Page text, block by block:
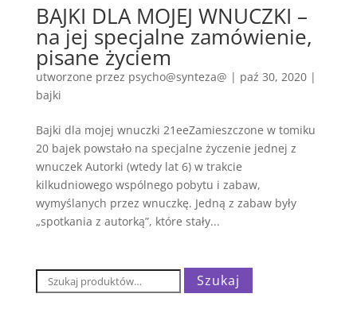
BAJKI DLA MOJEJ WNUCZKI –
na jej specjalne zamówienie,
pisane życiem
utworzone przez psycho@synteza@ | paź 30, 2020|
bajki
Bajki dla mojej wnuczki 21eeZamieszczone w tomiku
20 bajek powstało na specjalne życzenie jednej z
wnuczek Autorki (wtedy lat 6) w trakcie
kilkudniowego wspólnego pobytu i zabaw,
wymyślanych przez wnuczkę. Jedną z zabaw były
„spotkania z autorką”, które stały...
Szukaj: Szukaj